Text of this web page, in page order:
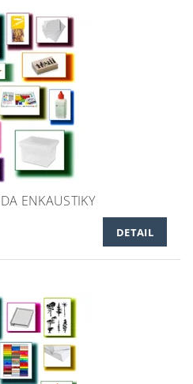
ENKAUSTIKY
DETAIL